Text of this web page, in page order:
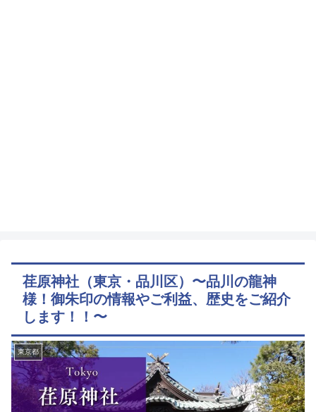
荏原神社（東京・品川区）〜品川の龍神
様！御朱印の情報やご利益、歴史をご紹介
します！！〜
東京都